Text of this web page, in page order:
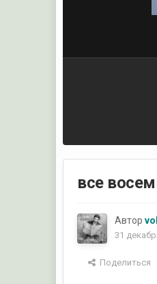
все
Автор
31
Поделиться